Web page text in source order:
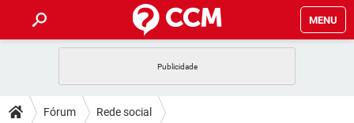
MENU
CELULAR
DICAS
Fórum Rede social